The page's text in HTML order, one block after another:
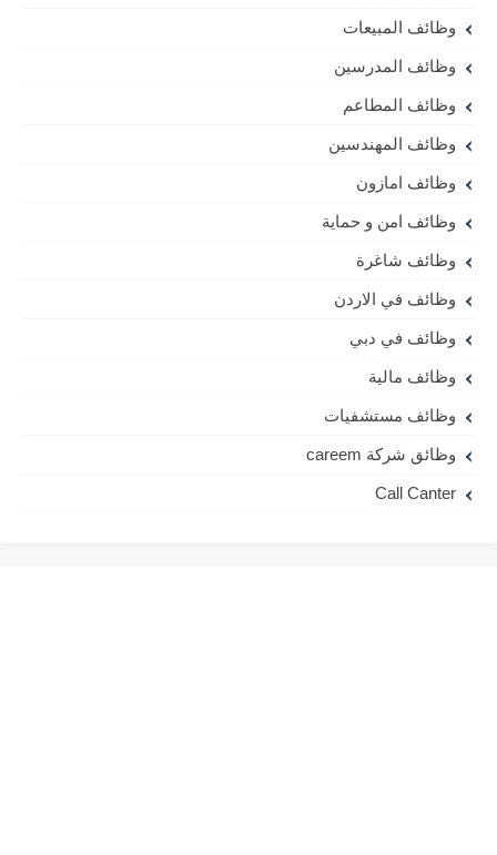
وظائف المبيعات
وظائف المدرسين
وظائف المطاعم
وظائف المهندسين
وظائف امازون
وظائف امن و حماية
وظائف شاغرة
وظائف في الاردن
وظائف في دبي
وظائف مالية
وظائف مستشفيات
وظائق شركة careem
Call Canter